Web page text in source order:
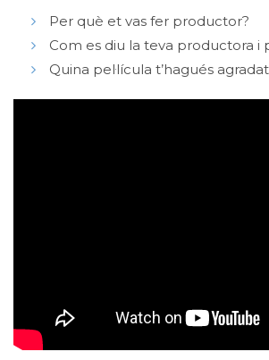
Per què et vas fer productor?
Com es diu la teva productora i
Quina pel·lícula t’hagués